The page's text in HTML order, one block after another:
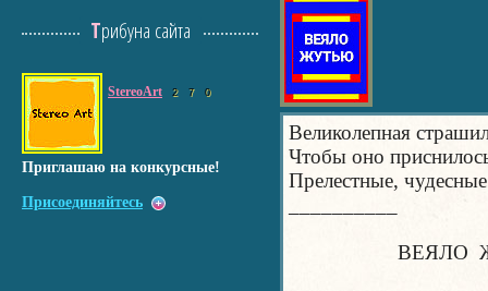
Великолепная
Чтобы оно
Прелестные,
ВЕЯЛО
Трибуна сайта
StereoArt 2 7 0
Приглашаю на конкурсные!
Присоединяйтесь